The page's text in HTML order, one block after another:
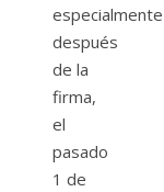
especialmente
después
de la
firma,
el
pasado
1 de